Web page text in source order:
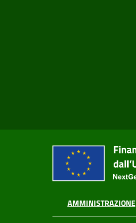
AMMINISTRAZIONE